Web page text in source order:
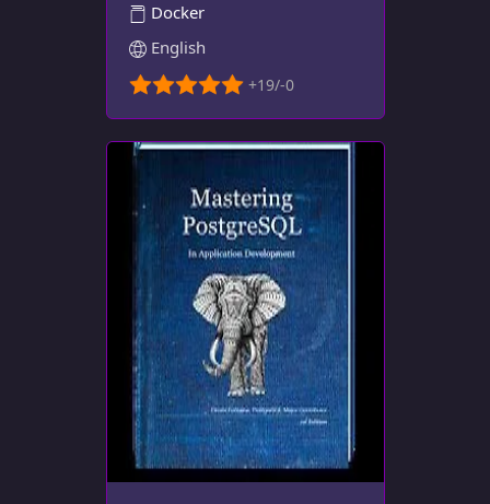
Docker
English